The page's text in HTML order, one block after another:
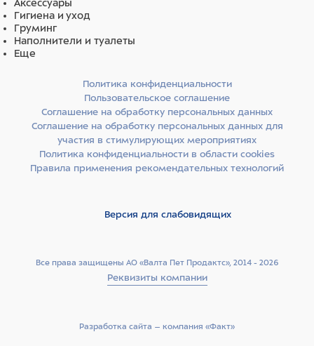
Аксессуары
Гигиена и уход
Груминг
Наполнители и туалеты
Еще
Все права защищены АО «Валта Пет Продактс», 2014 - 2026
Реквизиты компании
Политика конфиденциальности
Пользовательское соглашение
Соглашение на обработку персональных данных
Соглашение на обработку персональных данных для
участия в стимулирующих мероприятиях
Политика конфиденциальности в области cookies
Правила применения рекомендательных технологий
Версия для слабовидящих
Разработка сайта –­ компания «Факт»